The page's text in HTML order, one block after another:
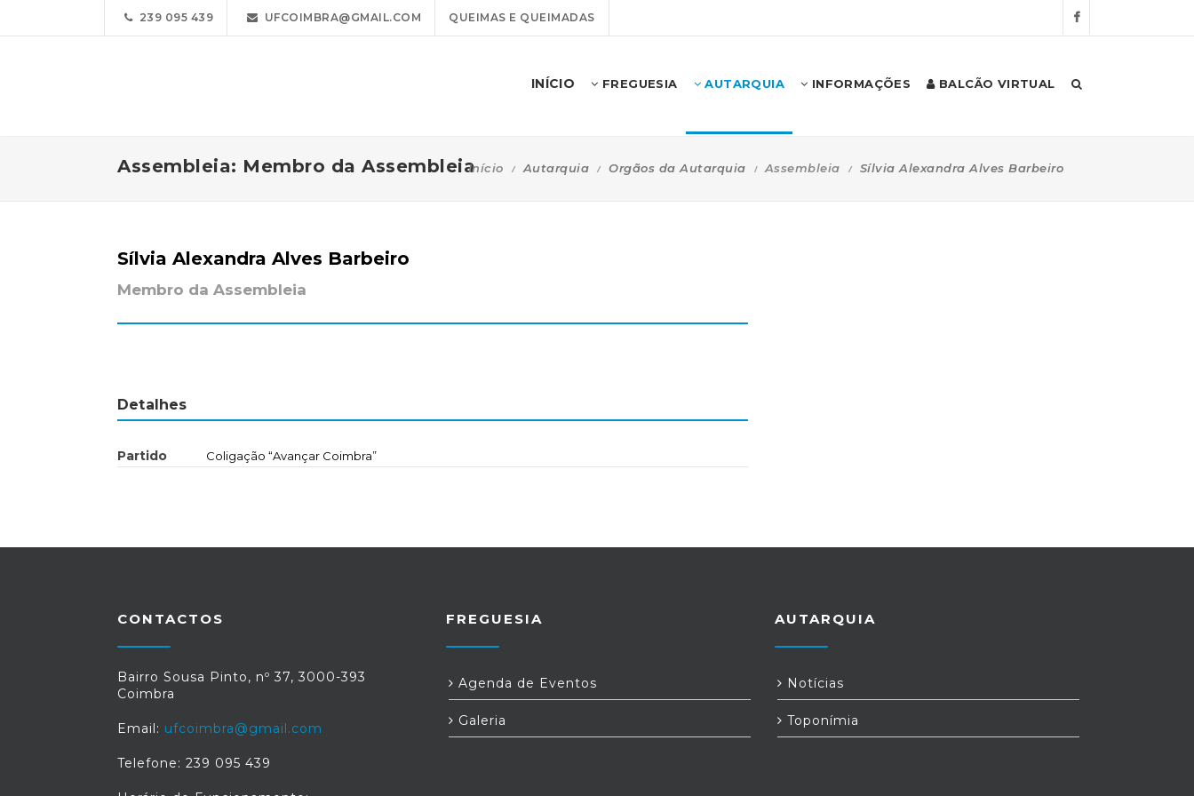
239 095 439 UFCOIMBRA@GMAIL.COM QUEIMAS E QUEIMADAS
INÍCIO FREGUESIA AUTARQUIA INFORMAÇÕES BALCÃO VIRTUAL
Assembleia: Membro da AssembleiaInício Autarquia Orgãos da Autarquia Assembleia Sílvia Alexandra Alves Barbeiro
Sílvia Alexandra Alves Barbeiro
Membro da Assembleia
Detalhes
Partido Coligação “Avançar Coimbra”
CONTACTOS
Bairro Sousa Pinto, nº 37, 3000-393
Coimbra
Email: ufcoimbra@gmail.com
Telefone: 239 095 439
FREGUESIA
Agenda de Eventos
Galeria
AUTARQUIA
Notícias
Toponímia